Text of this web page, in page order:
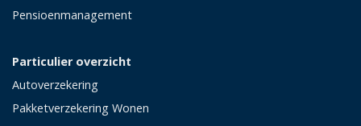
Pensioenmanagement
Particulier overzicht
Autoverzekering
Pakketverzekering Wonen